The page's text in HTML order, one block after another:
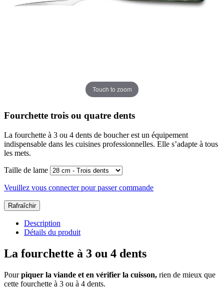
Touch to zoom
Fourchette trois ou quatre dents
La fourchette à 3 ou 4 dents de boucher est un équipement
indispensable dans les cuisines professionnelles. Elle s’adapte à tous
les mets.
Taille de lame
Veuillez vous connecter pour passer commande
Description
Détails du produit
La fourchette à 3 ou 4 dents
Pourpiquer la viande et en vérifier la cuisson, rien de mieux que
cette fourchette à 3 ou à 4 dents.